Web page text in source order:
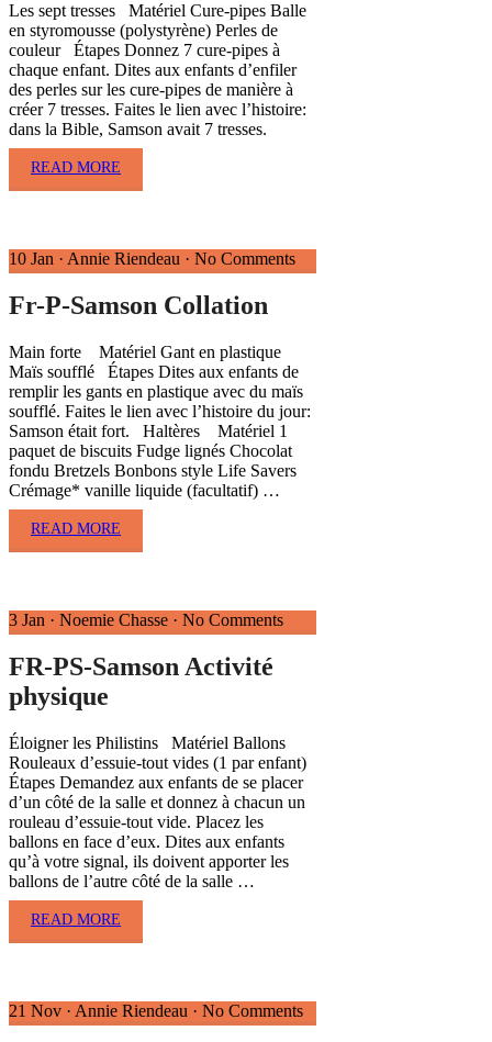
Les sept tresses Matériel Cure-pipes Balle
en styromousse (polystyrène) Perles de
couleur Étapes Donnez 7 cure-pipes à
chaque enfant. Dites aux enfants d’enfiler
des perles sur les cure-pipes de manière à
créer 7 tresses. Faites le lien avec l’histoire:
dans la Bible, Samson avait 7 tresses.
READ MORE
10 Jan · Annie Riendeau · No Comments
Fr-P-Samson Collation
Main forte Matériel Gant en plastique
Maïs soufflé Étapes Dites aux enfants de
remplir les gants en plastique avec du maïs
soufflé. Faites le lien avec l’histoire du jour:
Samson était fort. Haltères Matériel 1
paquet de biscuits Fudge lignés Chocolat
fondu Bretzels Bonbons style Life Savers
Crémage* vanille liquide (facultatif) …
READ MORE
3 Jan · Noemie Chasse · No Comments
FR-PS-Samson Activité
physique
Éloigner les Philistins Matériel Ballons
Rouleaux d’essuie-tout vides (1 par enfant)
Étapes Demandez aux enfants de se placer
d’un côté de la salle et donnez à chacun un
rouleau d’essuie-tout vide. Placez les
ballons en face d’eux. Dites aux enfants
qu’à votre signal, ils doivent apporter les
ballons de l’autre côté de la salle …
READ MORE
21 Nov · Annie Riendeau · No Comments